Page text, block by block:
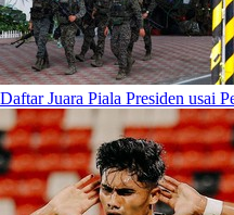
Daftar Juara Piala Presiden usai